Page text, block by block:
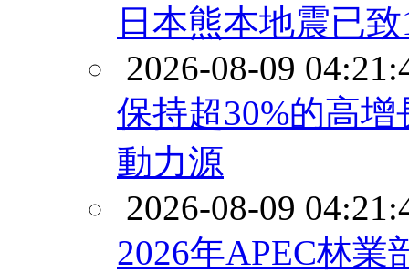
日本熊本地震已
2026-08-09
保持‌超30%的高
動力源
2026-08-09
2026年APEC林